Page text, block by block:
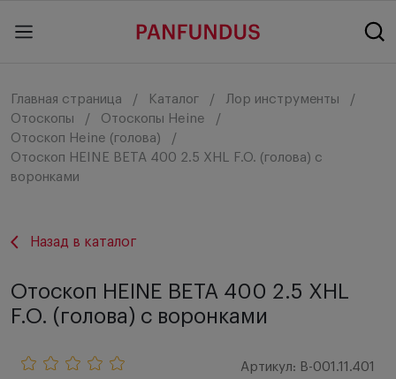
Главная страница Каталог
Лор инструменты
Отоскопы
Отоскопы Heine
Отоскоп Heine (голова)
Отоскоп HEINE BETA 400 2.5 XHL F.O. (голова) с
воронками
Назад в каталог
Отоскоп HEINE BETA 400 2.5 XHL
F.O. (голова) с воронками
Артикул: B-001.11.401